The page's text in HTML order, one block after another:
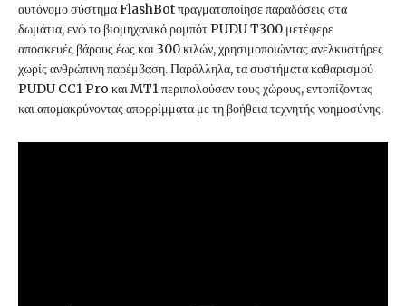
αυτόνομο σύστημα FlashBot πραγματοποίησε παραδόσεις στα
δωμάτια, ενώ το βιομηχανικό ρομπότ PUDU T300 μετέφερε
αποσκευές βάρους έως και 300 κιλών, χρησιμοποιώντας ανελκυστήρες
χωρίς ανθρώπινη παρέμβαση. Παράλληλα, τα συστήματα καθαρισμού
PUDU CC1 Pro και MT1 περιπολούσαν τους χώρους, εντοπίζοντας
και απομακρύνοντας απορρίμματα με τη βοήθεια τεχνητής νοημοσύνης.